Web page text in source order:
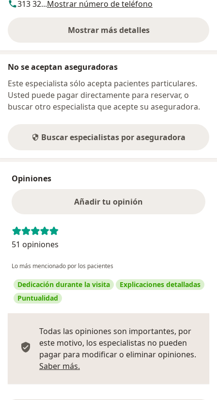
313 32...Mostrar número de teléfono
Mostrar más detalles
sobre la dirección
No se aceptan aseguradoras
Este especialista sólo acepta pacientes particulares.
Usted puede pagar directamente para reservar, o
buscar otro especialista que acepte su aseguradora.
Buscar especialistas por aseguradora
Opiniones
Añadir tu opinión
51 opiniones
Lo más mencionado por los pacientes
Dedicación durante la visita
Explicaciones detalladas
Puntualidad
Todas las opiniones son importantes, por
este motivo, los especialistas no pueden
pagar para modificar o eliminar opiniones.
Saber más.